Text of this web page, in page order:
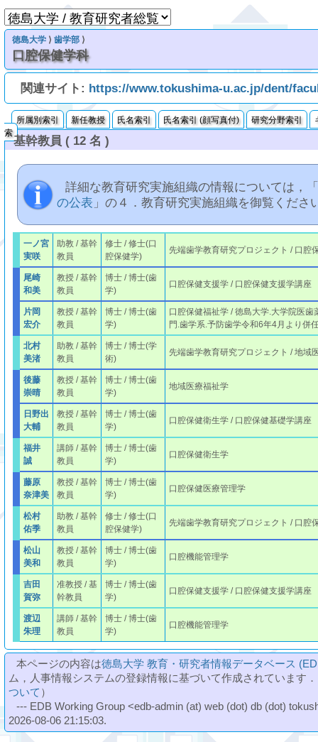
徳島大学 ⟩歯学部 ⟩
口腔保健学科
関連サイト: https://www.tokushima-u.ac.jp/dent/
所属別索引 新任教授 氏名索引 氏名索引 (顔写真付) 研究分野索引
索
基幹教員 ( 12 名 )
詳細な教育研究実施組織の情報については，
の公表 」の４．教育研究実施組織を御覧くださ
一ノ宮
実咲
助教 / 基幹
教員
修士 / 修士(口
腔保健学)
先端歯学教育研究プロジェクト / 口腔
尾崎
和美
教授 / 基幹
教員
博士 / 博士(歯
学)
口腔保健支援学 / 口腔保健支援学講座
片岡
宏介
教授 / 基幹
教員
博士 / 博士(歯
学)
口腔保健福祉学 / 徳島大学.大学院医
門.歯学系.予防歯学令和6年4月より併
北村
美渚
助教 / 基幹
教員
博士 / 博士(学
術)
先端歯学教育研究プロジェクト / 地域
後藤
崇晴
教授 / 基幹
教員
博士 / 博士(歯
学)
地域医療福祉学
日野出
大輔
教授 / 基幹
教員
博士 / 博士(歯
学)
口腔保健衛生学 / 口腔保健基礎学講座
福井
誠
講師 / 基幹
教員
博士 / 博士(歯
学)
口腔保健衛生学
藤原
奈津美
教授 / 基幹
教員
博士 / 博士(歯
学)
口腔保健医療管理学
松村
佑季
助教 / 基幹
教員
修士 / 修士(口
腔保健学)
先端歯学教育研究プロジェクト / 口腔
松山
美和
教授 / 基幹
教員
博士 / 博士(歯
学)
口腔機能管理学
吉田
賀弥
准教授 / 基
幹教員
博士 / 博士(歯
学)
口腔保健支援学 / 口腔保健支援学講座
渡辺
朱理
講師 / 基幹
教員
博士 / 博士(歯
学)
口腔機能管理学
本ページの内容は徳島大学 教育・研究者情報データベース
ム，人事情報システムの登録情報に基づいて作成されています
ついて ）
--- EDB Working Group <edb-admin (at) web (dot) db (dot)
2026-08-06 21:15:03.